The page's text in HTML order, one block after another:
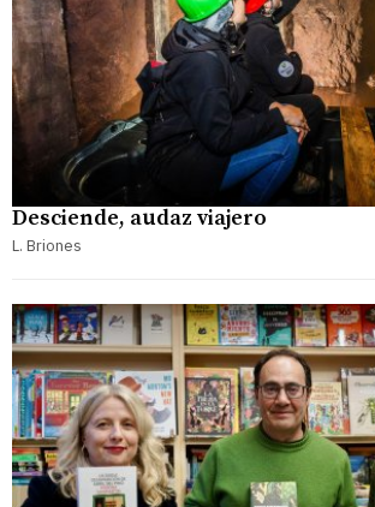
Desciende, audaz viajero
L. Briones